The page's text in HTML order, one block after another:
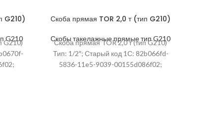
G210)
G210
G210)
Скоба прямая TOR 2,0 т (тип G210)
Скобы такелажные прямые тип G210
Скоба прямая TOR 2,0 т (тип G210)
Тип: 1/2″; Старый код 1С: 82b066fd-
5836-11e5-9039-00155d086f02;